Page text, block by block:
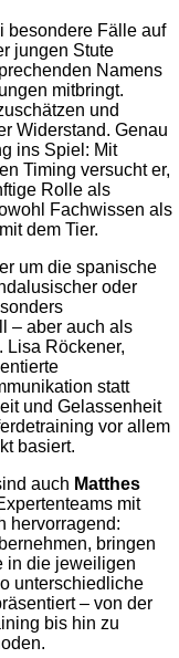
besondere Fälle auf
jungen Stute
Namens
mitbringt.
und
Widerstand. Genau
ins Spiel: Mit
Timing versucht er,
Rolle als
Fachwissen als
dem Tier.
um die spanische
oder
– aber auch als
Röckener,
statt
und Gelassenheit
vor allem
basiert.
auch Matthes
mit
hervorragend:
bringen
in die jeweiligen
unterschiedliche
– von der
bis hin zu